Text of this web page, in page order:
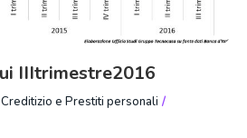
IIItrimestre2016
e Prestiti personali /